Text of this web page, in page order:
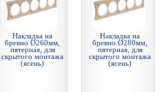
Накладка на
бревно Ø260мм,
пятерная, для
скрытого монтажа
(ясень)
Накладка на
бревно Ø280мм,
пятерная, для
скрытого монтажа
(ясень)